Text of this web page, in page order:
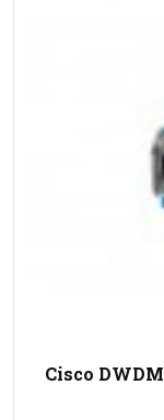
Cisco